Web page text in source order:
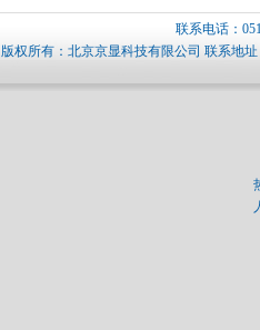
联系电话：
版权所有：北京京显科技有限公司 联系地